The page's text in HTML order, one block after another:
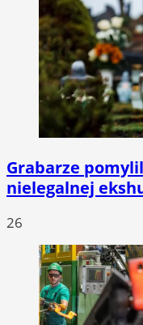
Grabarze
nielegalnej
26